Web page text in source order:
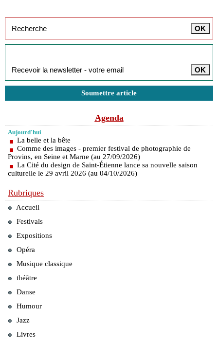
Soumettre article
Agenda
Aujourd'hui
La belle et la bête
Comme des images - premier festival de photographie de
Provins, en Seine et Marne (au 27/09/2026)
La Cité du design de Saint-Étienne lance sa nouvelle saison
culturelle le 29 avril 2026 (au 04/10/2026)
Rubriques
Accueil
Festivals
Expositions
Opéra
Musique classique
théâtre
Danse
Humour
Jazz
Livres